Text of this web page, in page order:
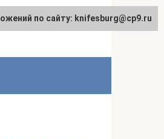
по сайту: knifesburg@cp9.ru